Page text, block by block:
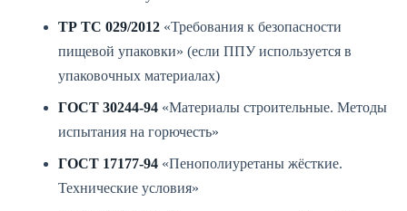
ТР ТС 029/2012 «Требования к безопасности
пищевой упаковки» (если ППУ используется в
упаковочных материалах)
ГОСТ 30244-94 «Материалы строительные. Методы
испытания на горючесть»
ГОСТ 17177-94 «Пенополиуретаны жёсткие.
Технические условия»